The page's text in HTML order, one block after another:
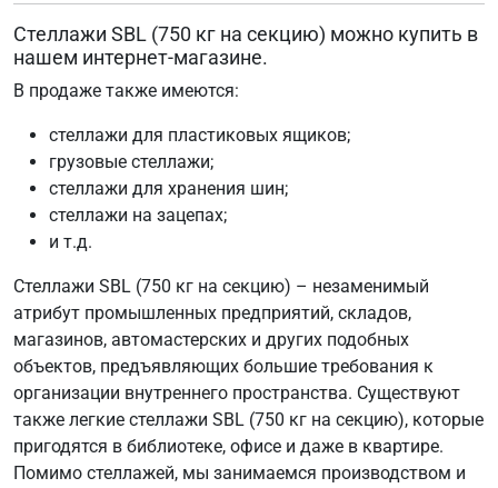
Стеллажи SBL (750 кг на секцию) можно купить в
нашем интернет-магазине.
В продаже также имеются:
стеллажи для пластиковых ящиков;
грузовые стеллажи;
стеллажи для хранения шин;
стеллажи на зацепах;
и т.д.
Стеллажи SBL (750 кг на секцию) – незаменимый
атрибут промышленных предприятий, складов,
магазинов, автомастерских и других подобных
объектов, предъявляющих большие требования к
организации внутреннего пространства. Существуют
также легкие стеллажи SBL (750 кг на секцию), которые
пригодятся в библиотеке, офисе и даже в квартире.
Помимо стеллажей, мы занимаемся производством и